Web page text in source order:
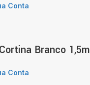
Conta
Branco 1,5m
Conta